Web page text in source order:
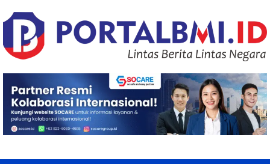
to
content